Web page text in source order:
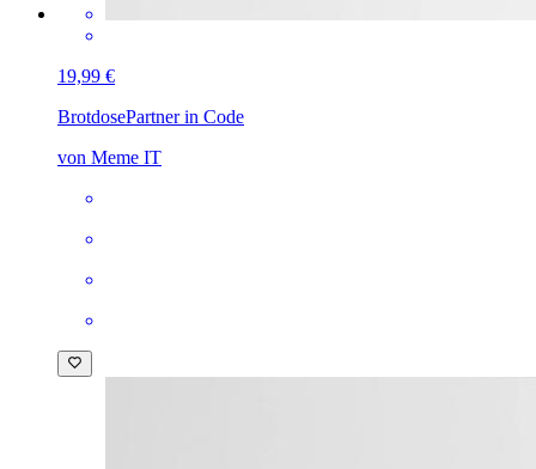
19,99 €
BrotdosePartner in Code
von Meme IT